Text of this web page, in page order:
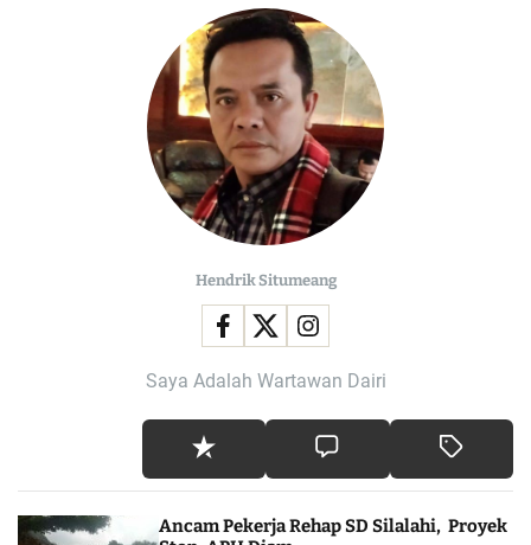
Hendrik Situmeang
Saya Adalah Wartawan Dairi
Ancam Pekerja Rehap SD Silalahi, Proyek